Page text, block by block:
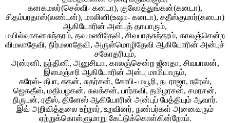
கனகமலர்(செல்வி- கனடா), குலோத்துங்கன்(கனடா),
சிதம்பரதாஸ்(லண்டன்), மாலினி(உஷா- கனடா), சதீஸ்குமார்(கனடா)
ஆகியோரின் அன்புத் தாயாரும்,
மயில்வாகனசுந்தரம், தவமணிதேவி, சிவபாதசுந்தரம், காலஞ்சென்ற
விமலாதேவி, நிர்மலாதேவி, அருள்மொழிதேவி ஆகியோரின் அன்புச்
சகோதரியும்,
அன்ரனி, நந்தினி, அனுசியா, காலஞ்சென்ற ஜீனதா, சிவபாலன்,
இளமஞ்சரி ஆகியோரின் அன்பு மாமியாரும்,
சுரேஸ்- தீபா, சுதன், சுதர்சன், கோபி- மயூரி, நடராஜா, நரேஸ்,
ஜெகதீஸ், மதியழகன், சுலக்சன், பார்கவி, தமிழரசன், சமரசன்,
நிருபன், ரதீஸ், தினேஸ் ஆகியோரின் அன்புப் பேத்தியும் ஆவார்.
இவ் அறிவித்தலை உற்றார், உறவினர், நண்பர்கள் அனைவரும்
ஏற்றுக்கொள்ளுமாறு கேட்டுக்கொள்கின்றோம்.